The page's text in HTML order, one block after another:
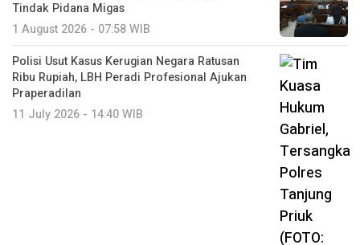
Tindak Pidana Migas
1 August 2026 - 07:58 WIB
Polisi Usut Kasus Kerugian Negara Ratusan
Ribu Rupiah, LBH Peradi Profesional Ajukan
Praperadilan
11 July 2026 - 14:40 WIB